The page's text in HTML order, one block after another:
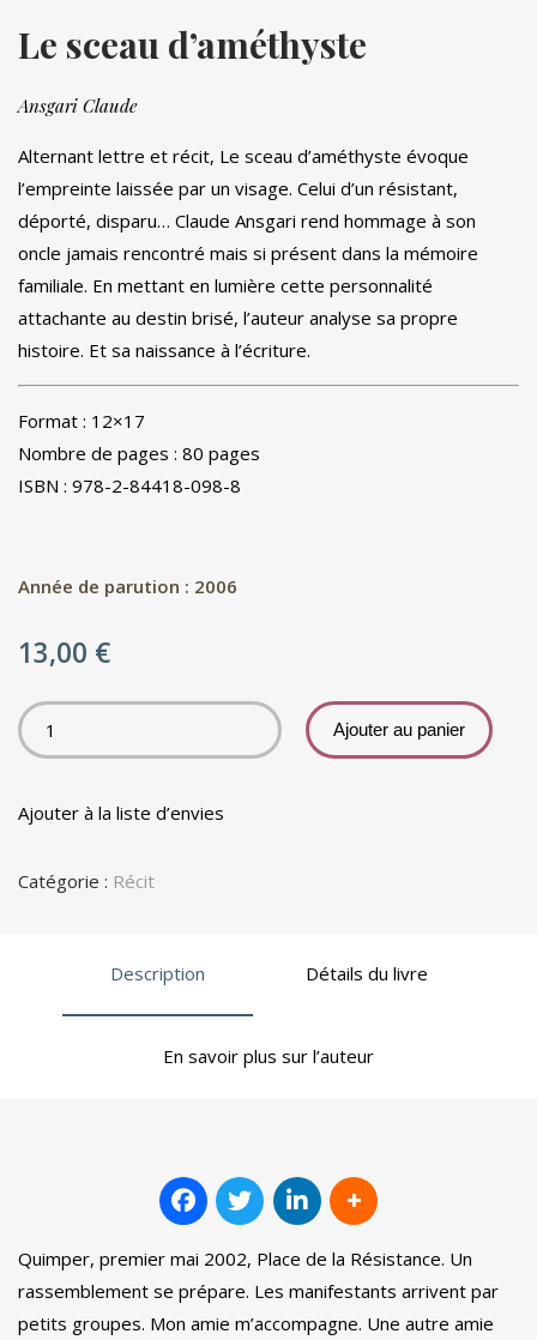
Le sceau d’améthyste
Ansgari Claude
Alternant lettre et récit, Le sceau d’améthyste évoque
l’empreinte laissée par un visage. Celui d’un résistant,
déporté, disparu… Claude Ansgari rend hommage à son
oncle jamais rencontré mais si présent dans la mémoire
familiale. En mettant en lumière cette personnalité
attachante au destin brisé, l’auteur analyse sa propre
histoire. Et sa naissance à l’écriture.
Format : 12×17
Nombre de pages : 80 pages
ISBN : 978-2-84418-098-8
Année de parution : 2006
13,00 €
Ajouter au panier
Ajouter à la liste d’envies
Catégorie : Récit
Description Détails du livre
En savoir plus sur l’auteur
Quimper, premier mai 2002, Place de la Résistance. Un
rassemblement se prépare. Les manifestants arrivent par
petits groupes. Mon amie m’accompagne. Une autre amie